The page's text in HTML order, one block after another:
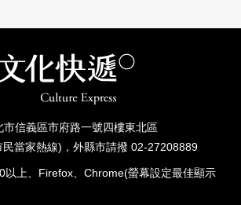
信義區市府路一號四樓東北區
當家熱線)，外縣市請撥 02-27208889
以上、Firefox、Chrome(螢幕設定最佳顯示